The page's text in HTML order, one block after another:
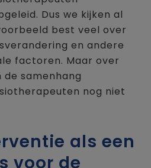
Dus we kijken al
best veel over
en andere
factoren. Maar over
de samenhang
nog niet
als een
voor de